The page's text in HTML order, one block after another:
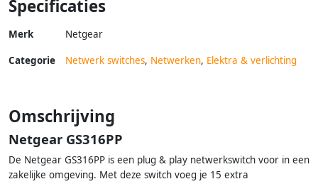
Specificaties
Merk Netgear
Categorie Netwerk switches, Netwerken, Elektra & verlichting
Omschrijving
Netgear GS316PP
De Netgear GS316PP is een plug & play netwerkswitch voor in een
zakelijke omgeving. Met deze switch voeg je 15 extra